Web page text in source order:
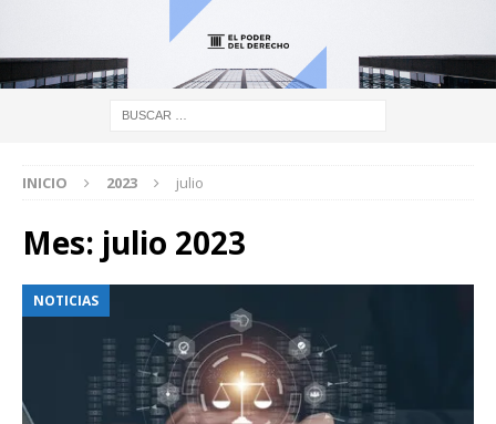
INICIO 2023 julio
Mes: julio 2023
NOTICIAS